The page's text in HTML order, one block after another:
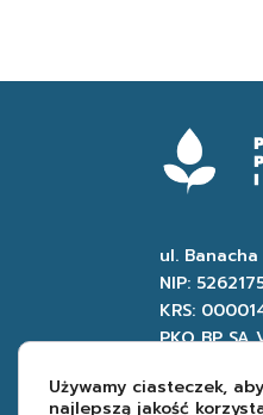
ul.
NIP:
KRS:
PKO BP
Nr konta:
8808
Używamy ciasteczek,
najlepszą jakość